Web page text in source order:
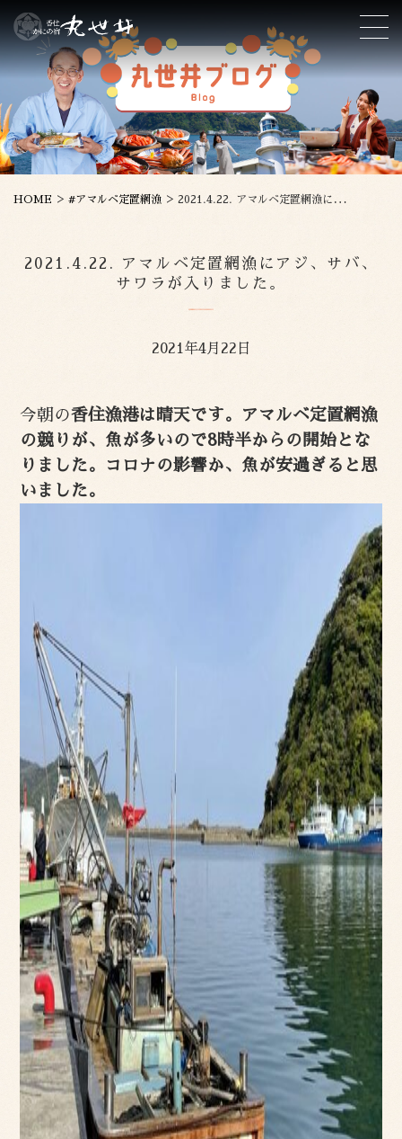
HOME > #アマルベ定置網漁 > 2021.4.22. アマルベ定置網漁にアジ、サバ、サワラが入りました。
2021.4.22. アマルベ定置網漁にアジ、サバ、
サワラが入りました。
2021年4月22日
今朝の香住漁港は晴天です。アマルベ定置網漁
の競りが、魚が多いので8時半からの開始とな
りました。コロナの影響か、魚が安過ぎると思
いました。